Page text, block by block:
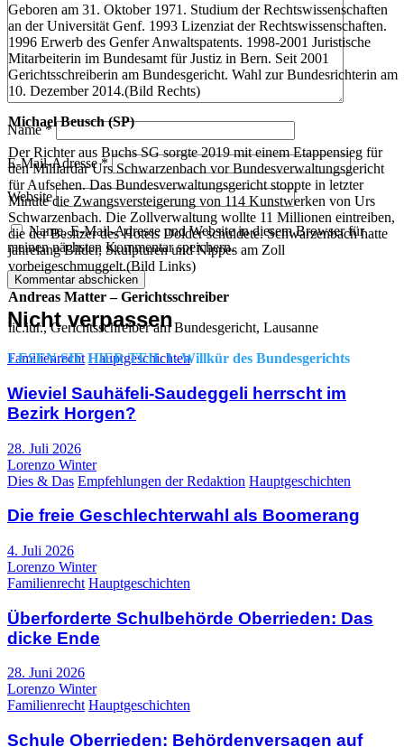
Geboren am 31. Oktober 1971. Studium der Rechtswissenschaften
an der Universität Genf. 1993 Lizenziat der Rechtswissenschaften.
1996 Erwerb des Genfer Anwaltspatents. 1998-2001 Juristische
Mitarbeiterin im Bundesamt für Justiz in Bern. Seit 2001
Gerichtsschreiberin am Bundesgericht. Wahl zur Bundesrichterin am
10. Dezember 2014.(Bild Rechts)
Michael Beusch (SP)
Der Richter aus Buchs SG sorgte 2019 mit einem Etappensieg für
den Milliardär Urs Schwarzenbach vor Bundesverwaltungsgericht
für Aufsehen. Das Bundesverwaltungsgericht stoppte in letzter
Minute die Zwangsversteigerung von 114 Kunstwerken von Urs
Schwarzenbach. Die Zollverwaltung wollte 11 Millionen eintreiben,
die der Besitzer des Hotels Dolder schuldete. Schwarzenbach hatte
jahrelang Bilder, Skulpturen und Nippes am Zoll
vorbeigeschmuggelt.(Bild Links)
Andreas Matter – Gerichtsschreiber
lic.iur., Gerichtsschreiber am Bundesgericht, Lausanne
LESEN SIE HIER TEIL 1- Willkür des Bundesgerichts
Name*
E-Mail-Adresse*
Website
Name, E-Mail-Adresse und Website in diesem Browser für
meinen nächsten Kommentar speichern.
Nicht verpassen
Familienrecht Hauptgeschichten
Wieviel Sauhäfeli-Saudeggeli herrscht im
Bezirk Horgen?
28. Juli 2026
Lorenzo Winter
Dies & Das Empfehlungen der Redaktion Hauptgeschichten
Die freie Geschlechterwahl als Boomerang
4. Juli 2026
Lorenzo Winter
Familienrecht Hauptgeschichten
Überforderte Schulbehörde Oberrieden: Das
dicke Ende
28. Juni 2026
Lorenzo Winter
Familienrecht Hauptgeschichten
Schule Oberrieden: Behördenversagen auf